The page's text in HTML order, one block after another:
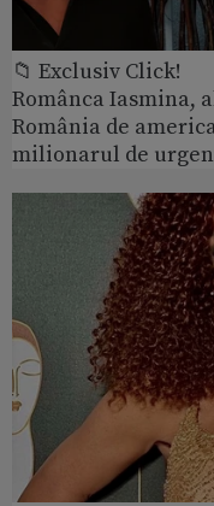
📁 Exclusiv Click!
Românca Iasmina,
România de
milionarul de